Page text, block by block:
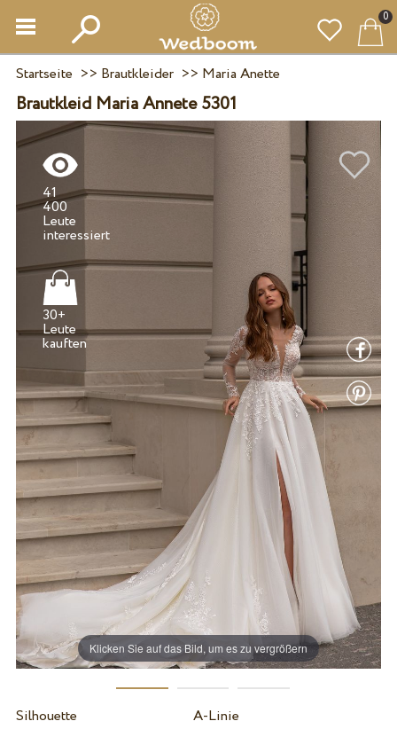
0
Startseite >> Brautkleider>> Maria Anette
Brautkleid Maria Annete 5301
Klicken Sie auf das Bild, um es zu vergrößern
41
400
Leute
30+
Leute
kauften
Silhouette
A-Linie